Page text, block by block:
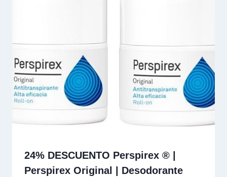
24% DESCUENTO Perspirex ® |
Perspirex Original | Desodorante